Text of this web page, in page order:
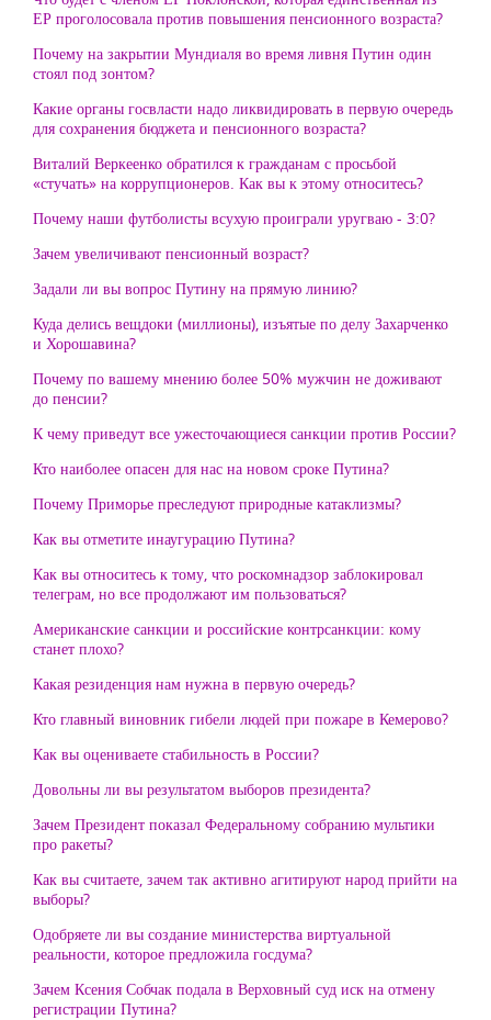
ЕР проголосовала против повышения пенсионного возраста?
Почему на закрытии Мундиаля во время ливня Путин один
стоял под зонтом?
Какие органы госвласти надо ликвидировать в первую очередь
для сохранения бюджета и пенсионного возраста?
Виталий Веркеенко обратился к гражданам с просьбой
«стучать» на коррупционеров. Как вы к этому относитесь?
Почему наши футболисты всухую проиграли уругваю - 3:0?
Зачем увеличивают пенсионный возраст?
Задали ли вы вопрос Путину на прямую линию?
Куда делись вещдоки (миллионы), изъятые по делу Захарченко
и Хорошавина?
Почему по вашему мнению более 50% мужчин не доживают
до пенсии?
К чему приведут все ужесточающиеся санкции против России?
Кто наиболее опасен для нас на новом сроке Путина?
Почему Приморье преследуют природные катаклизмы?
Как вы отметите инаугурацию Путина?
Как вы относитесь к тому, что роскомнадзор заблокировал
телеграм, но все продолжают им пользоваться?
Американские санкции и российские контрсанкции: кому
станет плохо?
Какая резиденция нам нужна в первую очередь?
Кто главный виновник гибели людей при пожаре в Кемерово?
Как вы оцениваете стабильность в России?
Довольны ли вы результатом выборов президента?
Зачем Президент показал Федеральному собранию мультики
про ракеты?
Как вы считаете, зачем так активно агитируют народ прийти на
выборы?
Одобряете ли вы создание министерства виртуальной
реальности, которое предложила госдума?
Зачем Ксения Собчак подала в Верховный суд иск на отмену
регистрации Путина?